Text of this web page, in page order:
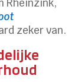
Rheinzink,
zeker van.